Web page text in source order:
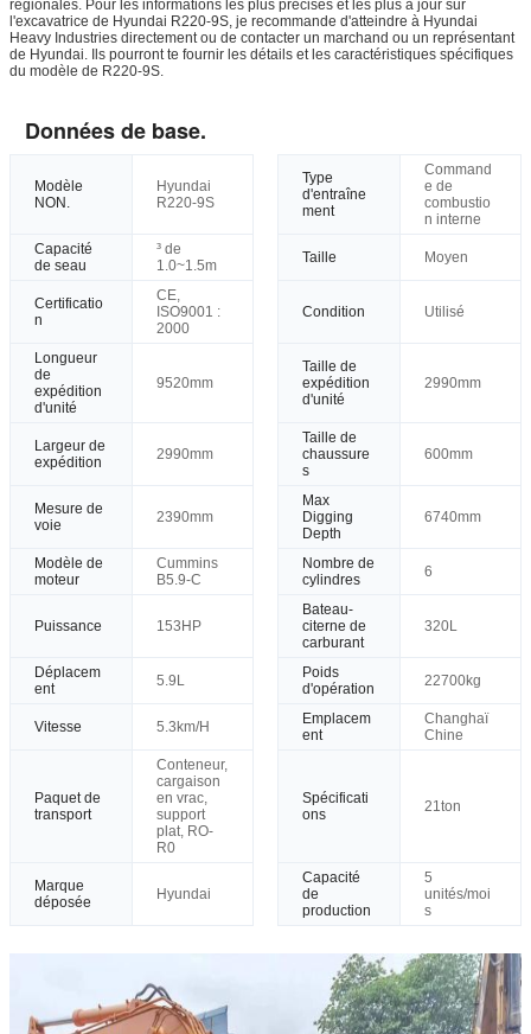
régionales. Pour les informations les plus précises et les plus à jour sur
l'excavatrice de Hyundai R220-9S, je recommande d'atteindre à Hyundai
Heavy Industries directement ou de contacter un marchand ou un représentant
de Hyundai. Ils pourront te fournir les détails et les caractéristiques spécifiques
du modèle de R220-9S.
Données de base.
Modèle
NON.
Hyundai
R220-9S
Type
d'entraîne
ment
Command
e de
combustio
n interne
Capacité
de seau
³ de
1.0~1.5m
Taille Moyen
Certificatio
n
CE,
ISO9001 :
2000
Condition Utilisé
Longueur
de
expédition
d'unité
9520mm
Taille de
expédition
d'unité
2990mm
Largeur de
expédition
2990mm
Taille de
chaussure
s
600mm
Mesure de
voie
2390mm
Max
Digging
Depth
6740mm
Modèle de
moteur
Cummins
B5.9-C
Nombre de
cylindres
6
Puissance 153HP
Bateau-
citerne de
carburant
320L
Déplacem
ent
5.9L
Poids
d'opération
22700kg
Vitesse 5.3km/H
Emplacem
ent
Changhaï
Chine
Paquet de
transport
Conteneur,
cargaison
en vrac,
support
plat, RO-
R0
Spécificati
ons
21ton
Marque
déposée
Hyundai
Capacité
de
production
5
unités/moi
s